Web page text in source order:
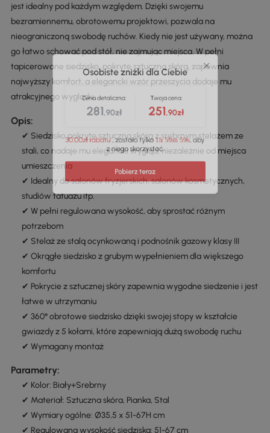
jest idealny pod każdym względem. Dzięki swojemu
bezramiennemu, obrotowemu projektowi, pozwala na
nieograniczoną swobodę ruchów. Kiedy nie jest używany, można
go łatwo schować pod stół, nie zajmując miejsca. W pełni
tapicerowane siedzisko, pokryte sztuczną skórą, zapewnia
najwyższy komfort, a elegancki wzór przeszycia dodaje mu
atrakcyjnego wyglądu.
Opis:
✔ Siedzisko pokryte sztuczną skórą z srebrnym stelażem ze
stali, co nadaje mu elegancki wygląd, niezależnie od miejsca
umieszczenia
✔ Idealny do salonów fryzjerskich, salonów kosmetycznych,
studiów tatuażu itp.
✔ W pełni regulowana wysokość, aby sprostać różnym
potrzebom
✔ Stelaż ze stalą ocynkowaną i podnośnik gazowy klasy III
✔ Okrągłe siedzisko z grubym wypełnieniem dla większego
komfortu
✔ Pokrycie z sztucznej skóry zapewnia wygodne siedzenie i jest
łatwe w utrzymaniu
✔ 360° obrotowe siedzisko dzięki swojej stopy w kształcie
gwiazdy z 5 kołami, które zapewniają dużą swobodę ruchu
✔ Wymagany montaż
Parametry:
✔ Kolor: Biały+Srebrny
✔ Materiał: Sztuczna skóra, Pianka, Stal
✔ Wymiary ogólne: Ø35,5 x 51-67H cm
✔ Regulowana wysokość siedziska: 51-67 cm
Osobiste zniżki dla Ciebie
Cena detaliczna:
281,90zł
Twoja cena:
251
30,00zł rabatu, zostało tylko 1h 59m 59s
z niego skorzystać.
Pobierz teraz